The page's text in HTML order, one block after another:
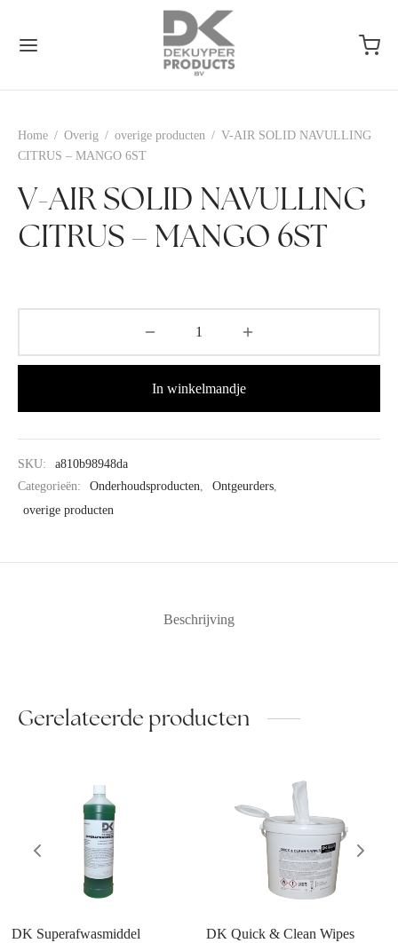
Home / Overig / overige producten / V-AIR SOLID NAVULLING
CITRUS – MANGO 6ST
V-AIR SOLID NAVULLING
CITRUS – MANGO 6ST
In winkelmandje
SKU:
a810b98948da
Categorieën:
Onderhoudsproducten, Ontgeurders,
overige producten
Beschrijving
Gerelateerde producten
DK Superafwasmiddel DK Quick & Clean Wipes